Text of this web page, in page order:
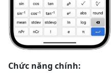
Chức năng chính: